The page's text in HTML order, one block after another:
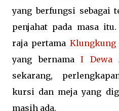
yang berfungsi sebagai
penjahat pada masa
raja pertama Klungkung
yang bernama I Dewa
sekarang,
kursi dan meja yang
masih ada.